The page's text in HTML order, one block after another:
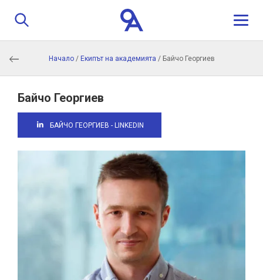
За нас
Истории
Обучители
Кандидатстване
Начало/ Екипът на академията / Байчо Георгиев
Байчо Георгиев
БАЙЧО ГЕОРГИЕВ - LINKEDIN